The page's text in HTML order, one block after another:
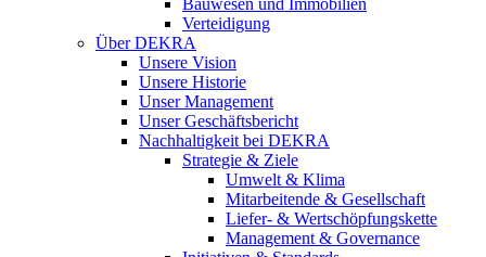
Verteidigung
Über DEKRA
Unsere Vision
Unsere Historie
Unser Management
Unser Geschäftsbericht
Nachhaltigkeit bei DEKRA
Strategie & Ziele
Umwelt & Klima
Mitarbeitende & Gesellschaft
Liefer- & Wertschöpfungskette
Management & Governance